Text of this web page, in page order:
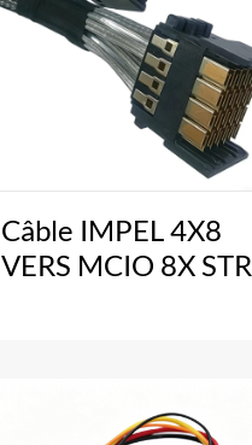
Câble IMPEL 4X8
VERS MCIO 8X STR